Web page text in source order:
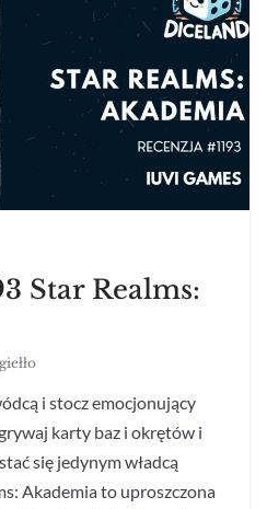
Star Realms:
i stocz emocjonujący
karty baz i okrętów i
się jedynym władcą
Akademia to uproszczona